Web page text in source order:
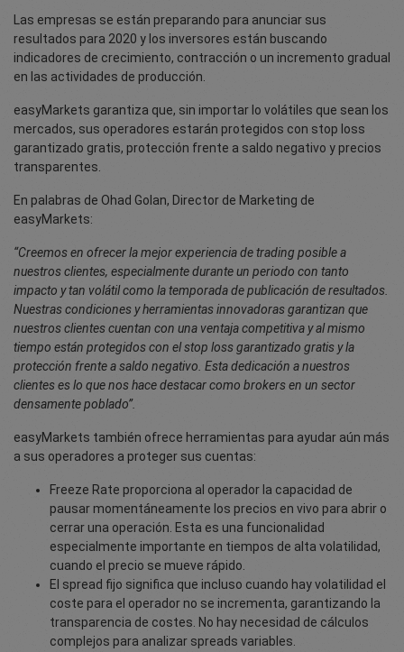
Las empresas se están preparando para anunciar sus
resultados para 2020 y los inversores están buscando
indicadores de crecimiento, contracción o un incremento gradual
en las actividades de producción.
easyMarkets garantiza que, sin importar lo volátiles que sean los
mercados, sus operadores estarán protegidos con stop loss
garantizado gratis, protección frente a saldo negativo y precios
transparentes.
En palabras de Ohad Golan, Director de Marketing de
easyMarkets:
“Creemos en ofrecer la mejor experiencia de trading posible a
nuestros clientes, especialmente durante un periodo con tanto
impacto y tan volátil como la temporada de publicación de resultados.
Nuestras condiciones y herramientas innovadoras garantizan que
nuestros clientes cuentan con una ventaja competitiva y al mismo
tiempo están protegidos con el stop loss garantizado gratis y la
protección frente a saldo negativo. Esta dedicación a nuestros
clientes es lo que nos hace destacar como brokers en un sector
densamente poblado”.
easyMarkets también ofrece herramientas para ayudar aún más
a sus operadores a proteger sus cuentas:
Freeze Rate proporciona al operador la capacidad de
pausar momentáneamente los precios en vivo para abrir o
cerrar una operación. Esta es una funcionalidad
especialmente importante en tiempos de alta volatilidad,
cuando el precio se mueve rápido.
El spread fijo significa que incluso cuando hay volatilidad el
coste para el operador no se incrementa, garantizando la
transparencia de costes. No hay necesidad de cálculos
complejos para analizar spreads variables.